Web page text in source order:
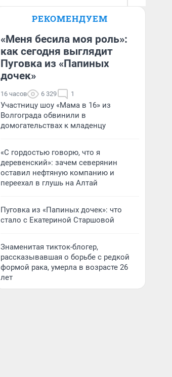
Наталья Шорохова
деньги соцразвития
РЕКОМЕНДУЕМ
«Меня бесила моя роль»:
как сегодня выглядит
Пуговка из «Папиных
дочек»
16 часов 6 329 1
Участницу шоу «Мама в 16» из
Волгограда обвинили в
домогательствах к младенцу
«С гордостью говорю, что я
деревенский»: зачем северянин
оставил нефтяную компанию и
переехал в глушь на Алтай
Пуговка из «Папиных дочек»: что
стало с Екатериной Старшовой
Знаменитая тикток-блогер,
рассказывавшая о борьбе с редкой
формой рака, умерла в возрасте 26
лет